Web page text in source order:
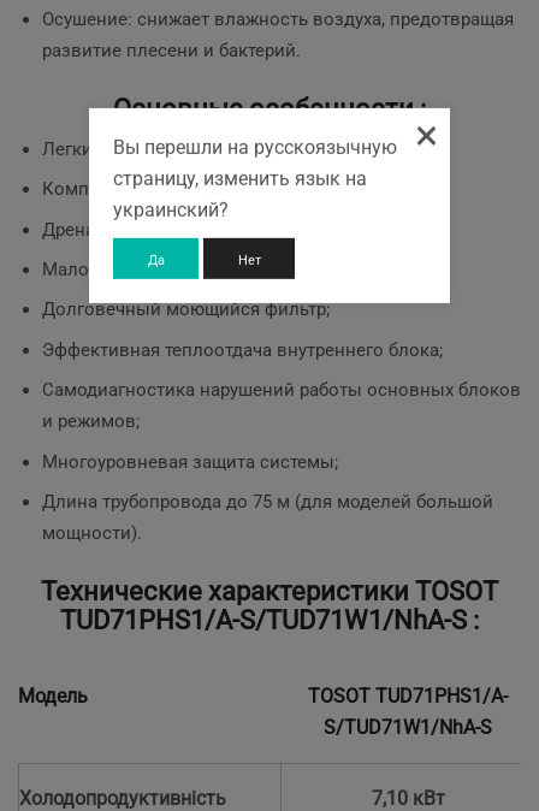
Осушение: снижает влажность воздуха, предотвращая
развитие плесени и бактерий.
Основные особенности :
Легкий монтаж;
Компактные габариты;
Дренажный насос;
Малошумный вентилятор;
Долговечный моющийся фильтр;
Эффективная теплоотдача внутреннего блока;
Самодиагностика нарушений работы основных блоков
и режимов;
Многоуровневая защита системы;
Длина трубопровода до 75 м (для моделей большой
мощности).
Технические характеристики TOSOT
TUD71PHS1/A-S/TUD71W1/NhA-S :
Модель
TOSOT TUD71PHS1/A-
S/TUD71W1/NhA-S
Холодопродуктивність 7,10 кВт
×
Вы перешли на русскоязычную
страницу, изменить язык на
украинский?
Да Нет